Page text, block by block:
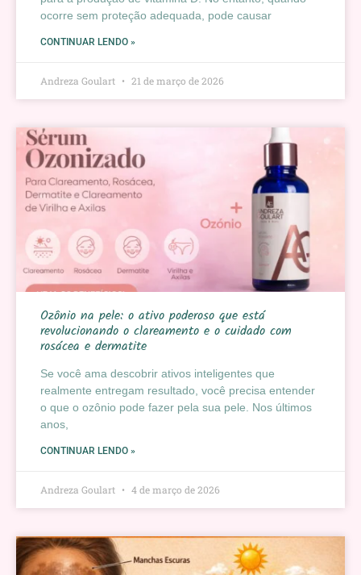
ocorre sem proteção adequada, pode causar
CONTINUAR LENDO »
Andreza Goulart 21 de março de 2026
Ozônio na pele: o ativo poderoso que está
revolucionando o clareamento e o cuidado com
rosácea e dermatite
Se você ama descobrir ativos inteligentes que
realmente entregam resultado, você precisa entender
o que o ozônio pode fazer pela sua pele. Nos últimos
anos,
CONTINUAR LENDO »
Andreza Goulart 4 de março de 2026